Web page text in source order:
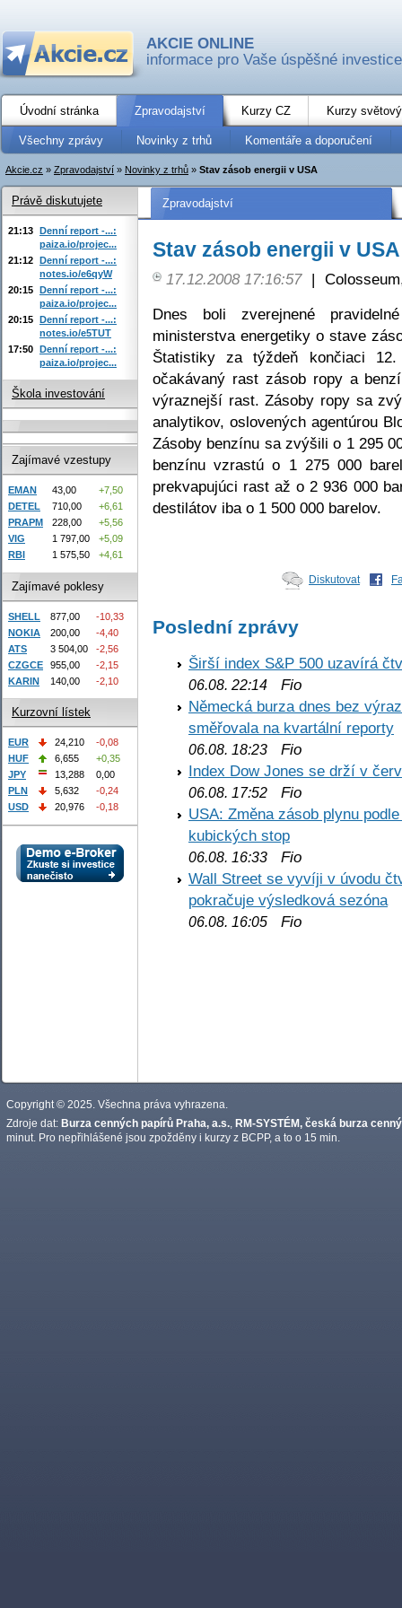
AKCIE ONLINE
informace pro Vaše úspěšné investice
Úvodní stránka Zpravodajství Kurzy CZ Kurzy
Všechny zprávy Novinky z trhů Komentáře a doporučení
Akcie.cz » Zpravodajství » Novinky z trhů » Stav zásob energii v USA
Zpravodajství
Stav zásob energii v USA
17.12.2008 17:16:57 |
Dnes boli zverejnené
ministerstva energetiky o stave
Štatistiky za týždeň končiaci
očakávaný rast zásob ropy a
výraznejší rast. Zásoby ropy sa
analytikov, oslovených agentúrou
Zásoby benzínu sa zvýšili o 1 295
benzínu vzrastú o 1 275 000
prekvapujúci rast až o 2 936 000
destilátov iba o 1 500 000 barelov.
Diskutovat
Poslední zprávy
Širší index S&P 500 uzavírá
06.08. 22:14 Fio
Německá burza dnes bez
směřovala na kvartální reporty
06.08. 18:23 Fio
Index Dow Jones se drží v
06.08. 17:52 Fio
USA: Změna zásob plynu
kubických stop
06.08. 16:33 Fio
Wall Street se vyvíji v úvodu
pokračuje výsledková sezóna
06.08. 16:05 Fio
Právě diskutujete
21:13 Denní report -...:
paiza.io/projec...
21:12 Denní report -...:
notes.io/e6qyW
20:15 Denní report -...:
paiza.io/projec...
20:15 Denní report -...:
notes.io/e5TUT
17:50 Denní report -...:
paiza.io/projec...
Škola investování
Zajímavé vzestupy
EMAN 43,00
+7,50
DETEL
710,00
+6,61
PRAPM
228,00
+5,56
VIG
1 797,00
+5,09
RBI
1 575,50 +4,61
Zajímavé poklesy
SHELL 877,00
-10,33
NOKIA
200,00
-4,40
ATS
3 504,00
-2,56
CZGCE
955,00
-2,15
KARIN
140,00 -2,10
Kurzovní lístek
EUR 24,210
-0,08
HUF
6,655
+0,35
JPY
13,288
0,00
PLN
5,632
-0,24
USD
20,976 -0,18
Copyright © 2025. Všechna práva vyhrazena.
Zdroje dat: Burza cenných papírů Praha, a.s. RM-SYSTÉM, česká burza
minut. Pro nepřihlášené jsou zpožděny i kurzy z BCPP, a to o 15 min.